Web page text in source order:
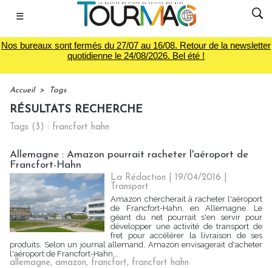
☰
Nos bureaux sont fermés du 27/07 au 16/08. Retour de la newsletter
quotidienne le 24/08/2026. Bel été !
Accueil > Tags
RÉSULTATS RECHERCHE
Tags (3) : francfort hahn
Allemagne : Amazon pourrait racheter l'aéroport de
Francfort-Hahn
La Rédaction | 19/04/2016
Transport
Amazon chercherait à racheter l'aéroport
de Francfort-Hahn, en Allemagne. Le
géant du net pourrait s'en servir pour
développer une activité de transport de
fret pour accélérer la livraison de ses
produits. Selon un journal allemand, Amazon envisagerait d'acheter
l'aéroport de Francfort-Hahn...
allemagne, amazon, francfort, francfort hahn